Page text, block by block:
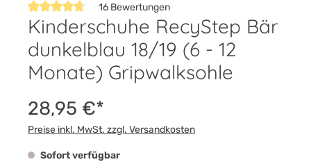
Durchschnittliche Bewertung von 4.8 von 5 Sternen
16 Bewertungen
Kinderschuhe RecyStep Bär
dunkelblau 18/19 (6 - 12
Monate) Gripwalksohle
28,95 €*
Preise inkl. MwSt. zzgl. Versandkosten
Sofort verfügbar